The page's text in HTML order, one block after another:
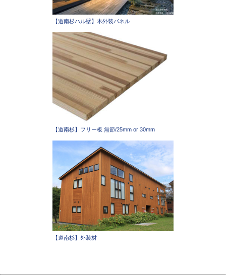
【道南杉ハル壁】木外装パネル
【道南杉】フリー板 無節/25mm or 30mm
【道南杉】外装材